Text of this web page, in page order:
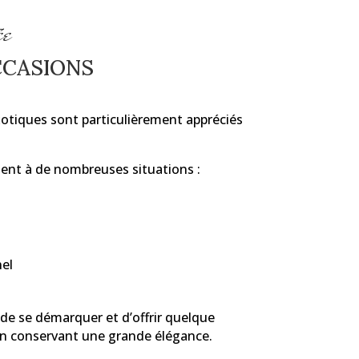
sont particulièrement appréciés
à de nombreuses situations :
se démarquer et d’offrir quelque
conservant une grande élégance.